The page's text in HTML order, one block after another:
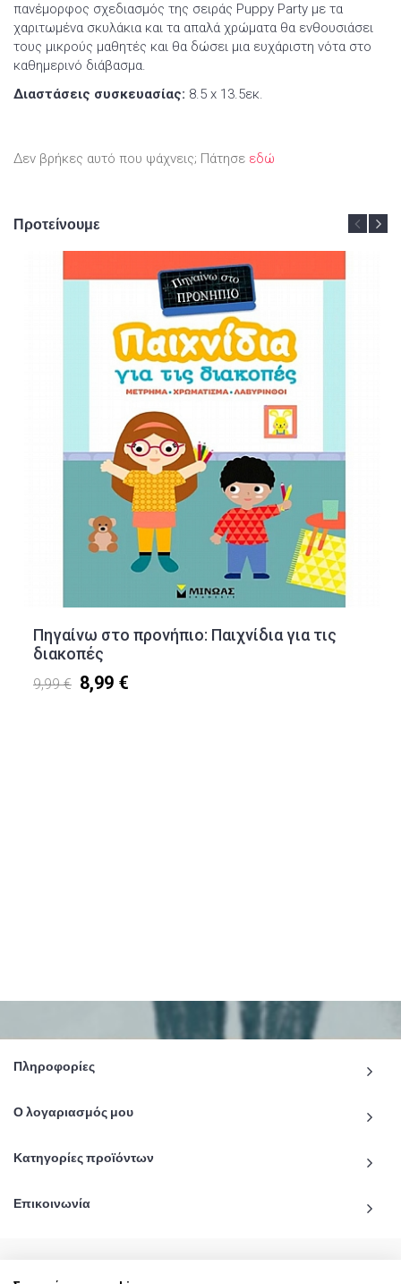
πανέμορφος σχεδιασμός της σειράς Puppy Party με τα
χαριτωμένα σκυλάκια και τα απαλά χρώματα θα ενθουσιάσει
τους μικρούς μαθητές και θα δώσει μια ευχάριστη νότα στο
καθημερινό διάβασμα.
Διαστάσεις συσκευασίας: 8.5 x 13.5εκ.
Δεν βρήκες αυτό που ψάχνεις; Πάτησε εδώ
Προτείνουμε
Πηγαίνω στο προνήπιο: Παιχνίδια για τις
διακοπές
9,99 € 8,99 €
Πληροφορίες
Ο λογαριασμός μου
Κατηγορίες προϊόντων
Επικοινωνία